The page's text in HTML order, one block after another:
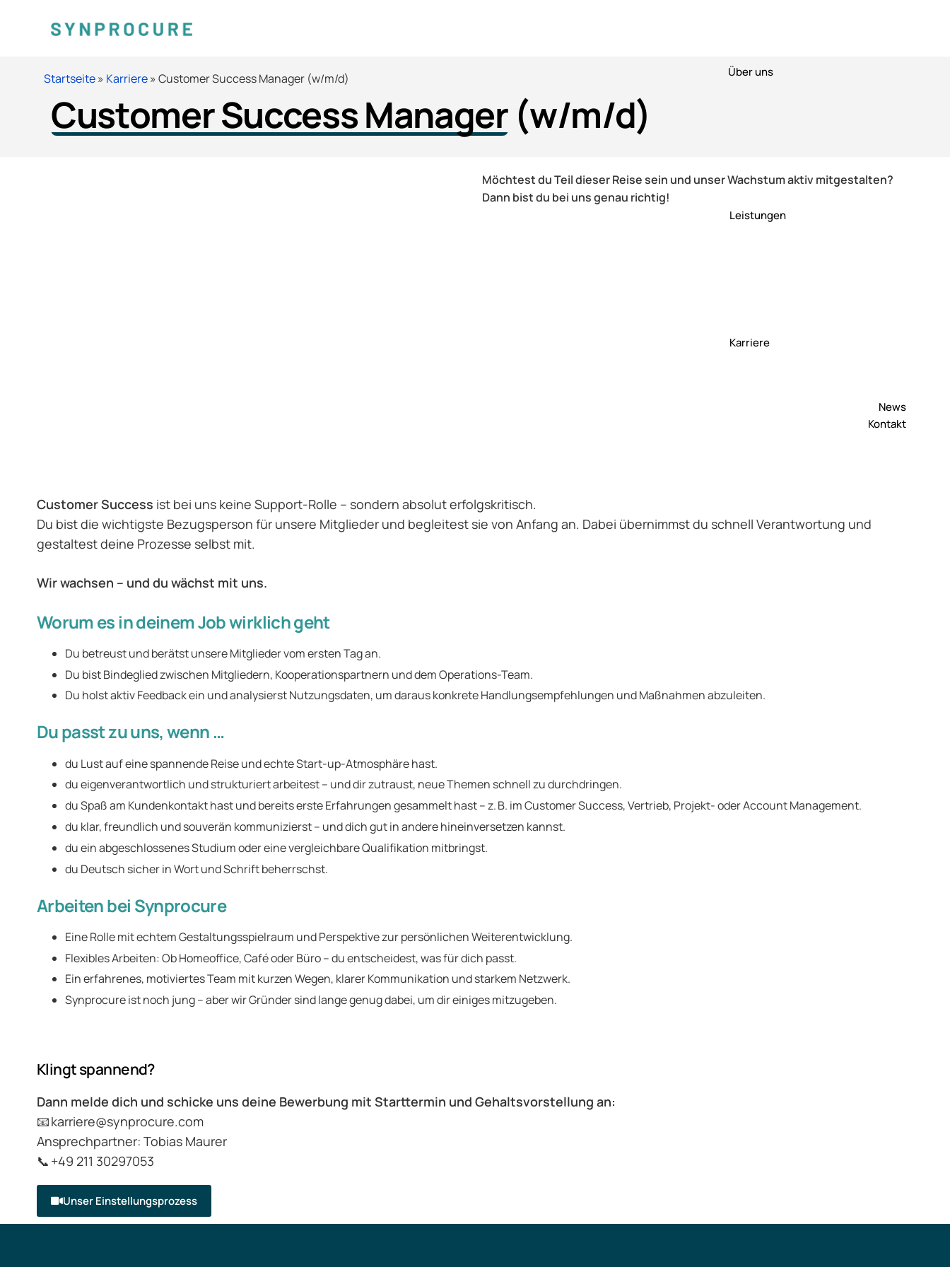
Über uns
Leistungen
Karriere
News
Kontakt
Startseite» Karriere» Customer Success Manager (w/m/d)
Customer Success Manager(w/m/d)
Möchtest du Teil dieser Reise sein und unser Wachstum aktiv mitgestalten?
Dann bist du bei uns genau richtig!
Customer Success ist bei uns keine Support-Rolle – sondern absolut erfolgskritisch.
Du bist die wichtigste Bezugsperson für unsere Mitglieder und begleitest sie von Anfang an. Dabei übernimmst du schnell Verantwortung und
gestaltest deine Prozesse selbst mit.
Wir wachsen – und du wächst mit uns.
Worum es in deinem Job wirklich geht
Du betreust und berätst unsere Mitglieder vom ersten Tag an.
Du bist Bindeglied zwischen Mitgliedern, Kooperationspartnern und dem Operations-Team.
Du holst aktiv Feedback ein und analysierst Nutzungsdaten, um daraus konkrete Handlungsempfehlungen und Maßnahmen abzuleiten.
Du passt zu uns, wenn …
du Lust auf eine spannende Reise und echte Start-up-Atmosphäre hast.
du eigenverantwortlich und strukturiert arbeitest – und dir zutraust, neue Themen schnell zu durchdringen.
du Spaß am Kundenkontakt hast und bereits erste Erfahrungen gesammelt hast – z. B. im Customer Success, Vertrieb, Projekt- oder Account Management.
du klar, freundlich und souverän kommunizierst – und dich gut in andere hineinversetzen kannst.
du ein abgeschlossenes Studium oder eine vergleichbare Qualifikation mitbringst.
du Deutsch sicher in Wort und Schrift beherrschst.
Arbeiten bei Synprocure
Eine Rolle mit echtem Gestaltungsspielraum und Perspektive zur persönlichen Weiterentwicklung.
Flexibles Arbeiten: Ob Homeoffice, Café oder Büro – du entscheidest, was für dich passt.
Ein erfahrenes, motiviertes Team mit kurzen Wegen, klarer Kommunikation und starkem Netzwerk.
Synprocure ist noch jung – aber wir Gründer sind lange genug dabei, um dir einiges mitzugeben.
Klingt spannend?
Dann melde dich und schicke uns deine Bewerbung mit Starttermin und Gehaltsvorstellung an:
📧 karriere@synprocure.com
Ansprechpartner: Tobias Maurer
📞 +49 211 30297053
Unser Einstellungsprozess